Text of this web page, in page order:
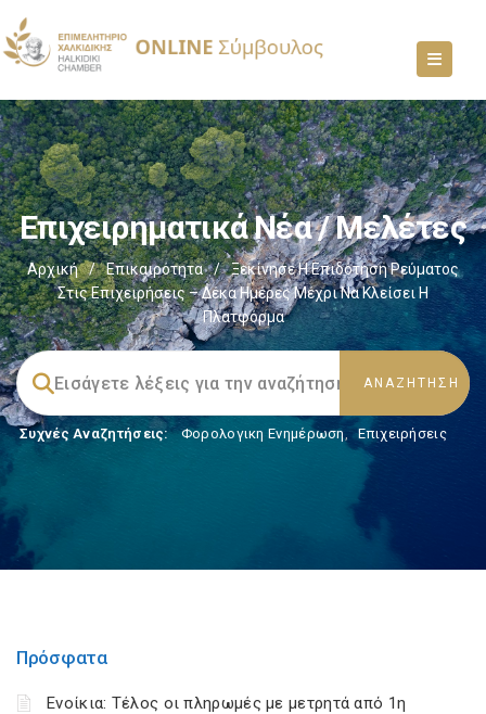
Επιχειρηματικά Νέα / Μελέτες
Αρχική / Επικαιρότητα /
Ξεκίνησε Η Επιδότηση Ρεύματος
Στις Επιχειρήσεις – Δέκα Ημέρες Μέχρι Να Κλείσει Η
Πλατφόρμα
Συχνές Αναζητήσεις: Φορολογικη Ενημέρωση, Επιχειρήσεις
Πρόσφατα
Ενοίκια: Τέλος οι πληρωμές με μετρητά από 1η